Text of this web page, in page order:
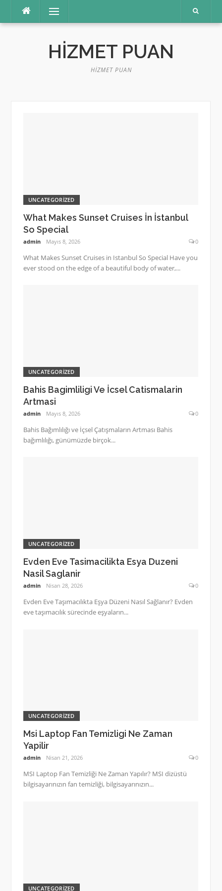
Menü
HIZMET PUAN
HIZMET PUAN
UNCATEGORIZED
What Makes Sunset Cruises İn İstanbul
So Special
admin Mayıs 8, 2026 0
What Makes Sunset Cruises in Istanbul So Special Have you
ever stood on the edge of a beautiful body of water,...
UNCATEGORIZED
Bahis Bagimliligi Ve İcsel Catismalarin
Artmasi
admin Mayıs 8, 2026 0
Bahis Bağımlılığı ve İçsel Çatışmaların Artması Bahis
bağımlılığı, günümüzde birçok...
UNCATEGORIZED
Evden Eve Tasimacilikta Esya Duzeni
Nasil Saglanir
admin Nisan 28, 2026 0
Evden Eve Taşımacılıkta Eşya Düzeni Nasıl Sağlanır? Evden
eve taşımacılık sürecinde eşyaların...
UNCATEGORIZED
Msi Laptop Fan Temizligi Ne Zaman
Yapilir
admin Nisan 21, 2026 0
MSI Laptop Fan Temizliği Ne Zaman Yapılır? MSI dizüstü
bilgisayarınızın fan temizliği, bilgisayarınızın...
UNCATEGORIZED